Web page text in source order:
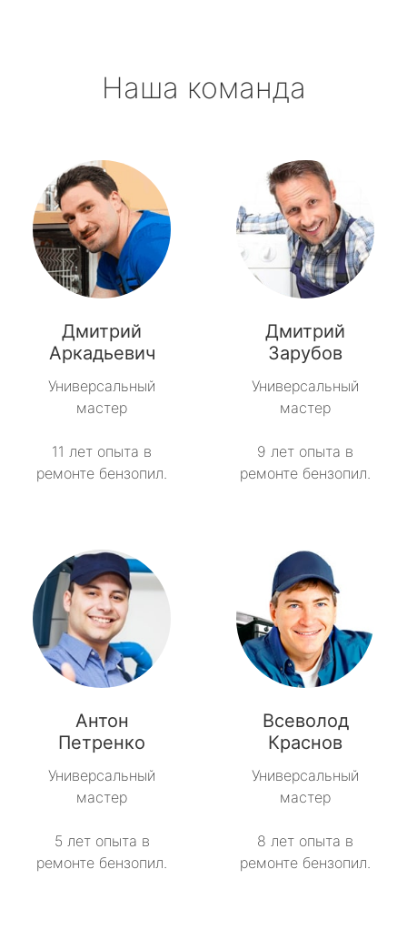
Наша команда
Дмитрий
Аркадьевич
Универсальный
мастер
11 лет опыта в
ремонте бензопил.
Дмитрий
Зарубов
Универсальный
мастер
9 лет опыта в
ремонте бензопил.
Антон
Петренко
Универсальный
мастер
5 лет опыта в
ремонте бензопил.
Всеволод
Краснов
Универсальный
мастер
8 лет опыта в
ремонте бензопил.